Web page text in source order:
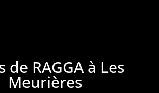
de RAGGA à Les
Meurières